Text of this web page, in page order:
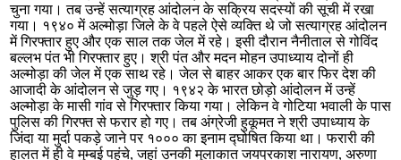
चुना गया। तब उन्हें सत्याग्रह आंदोलन के सक्रिय सदस्यों की सूची में रखा
गया। १९४० में अल्मोड़ा जिले के वे पहले ऐसे व्यक्ति थे जो सत्याग्रह आंदोलन
में गिरफ्तार हुए और एक साल तक जेल में रहे। इसी दौरान नैनीताल से गोविंद
बल्लभ पंत भी गिरफ्तार हुए। श्री पंत और मदन मोहन उपाध्याय दोनों ही
अल्मोड़ा की जेल में एक साथ रहे। जेल से बाहर आकर एक बार फिर देश की
आजादी के आंदोलन से जुड़ गए। १९४२ के भारत छोड़ो आंदोलन में उन्हें
अल्मोड़ा के मासी गांव से गिरफ्तार किया गया। लेकिन वे गोटिया भवाली के पास
पुलिस की गिरफ्त से फरार हो गए। तब अंग्रेजी हुकूमत ने श्री उपाध्याय के
जिंदा या मुर्दा पकड़े जाने पर १००० का इनाम द्घोषित किया था। फरारी की
हालत में ही वे मुम्बई पहुंचे, जहां उनकी मुलाकात जयप्रकाश नारायण, अरुणा